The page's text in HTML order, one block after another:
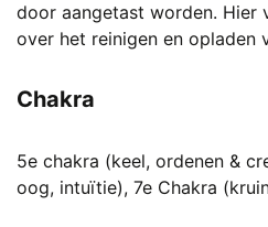
door aangetast worden. Hier
over het reinigen en opladen
Chakra
5e chakra (keel, ordenen &
oog, intuïtie), 7e Chakra